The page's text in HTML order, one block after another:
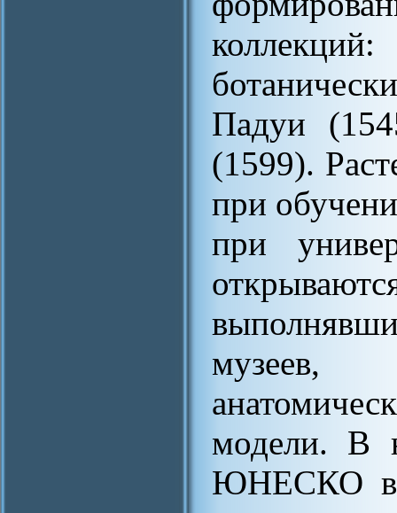
Падуи
(1599).
при
при
музеев,
модели. В
ЮНЕСКО в